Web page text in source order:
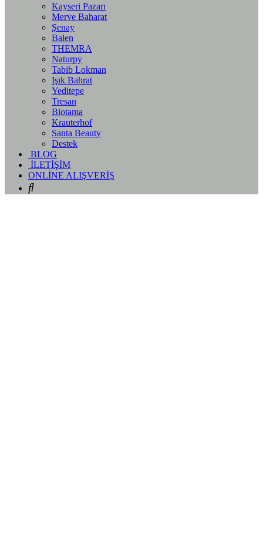
Kayseri Pazarı
Merve Baharat
Şenay
Balen
THEMRA
Naturpy
Tabib Lokman
Işık Bahrat
Yeditepe
Tresan
Biotama
Krauterhof
Santa Beauty
Destek
BLOG
İLETİŞİM
ONLİNE ALIŞVERİŞ